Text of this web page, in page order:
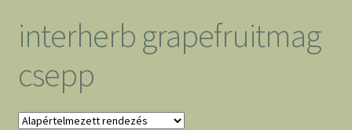
interherb grapefruitmag
csepp